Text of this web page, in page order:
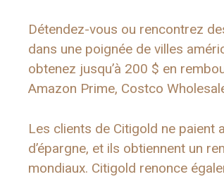
Détendez-vous ou rencontrez
dans une poignée de villes
obtenez jusqu’à 200 $ en
Amazon Prime, Costco
Les clients de Citigold ne paient
d’épargne, et ils obtiennent un
mondiaux. Citigold renonce